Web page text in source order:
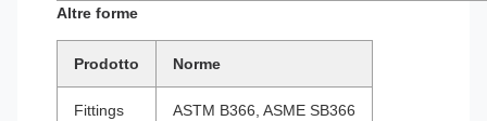
Altre forme
Prodotto Norme
Fittings ASTM B366, ASME SB366